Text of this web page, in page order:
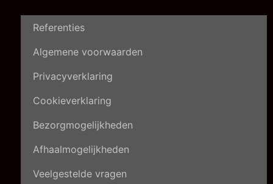
Referenties
Algemene voorwaarden
Privacyverklaring
Cookieverklaring
Bezorgmogelijkheden
Afhaalmogelijkheden
Veelgestelde vragen